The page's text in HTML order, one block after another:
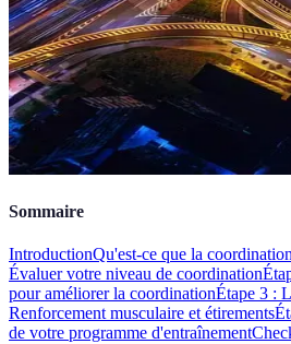
Sommaire
IntroductionQu'est-ce que la
Évaluer votre niveau de coordination
pour améliorer la coordinationÉtape 3 :
Renforcement musculaire et étirements
de votre programme d'entraînement